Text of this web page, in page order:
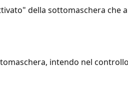
della sottomaschera che
intendo nel